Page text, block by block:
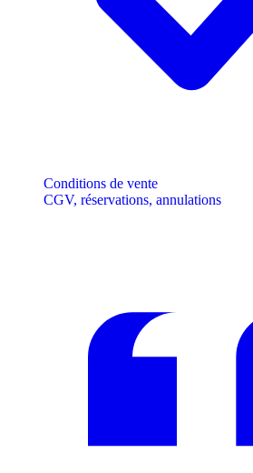
Conditions de vente
CGV, réservations, annulations